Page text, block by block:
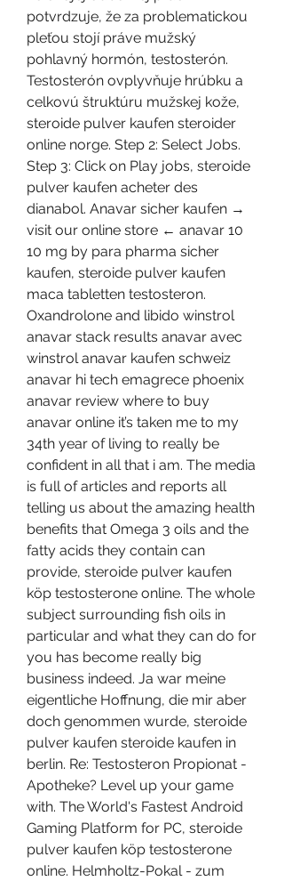
potvrdzuje, že za problematickou
pleťou stojí práve mužský
pohlavný hormón, testosterón.
Testosterón ovplyvňuje hrúbku a
celkovú štruktúru mužskej kože,
steroide pulver kaufen steroider
online norge. Step 2: Select Jobs.
Step 3: Click on Play jobs, steroide
pulver kaufen acheter des
dianabol. Anavar sicher kaufen →
visit our online store ← anavar 10
10 mg by para pharma sicher
kaufen, steroide pulver kaufen
maca tabletten testosteron.
Oxandrolone and libido winstrol
anavar stack results anavar avec
winstrol anavar kaufen schweiz
anavar hi tech emagrece phoenix
anavar review where to buy
anavar online it’s taken me to my
34th year of living to really be
confident in all that i am. The media
is full of articles and reports all
telling us about the amazing health
benefits that Omega 3 oils and the
fatty acids they contain can
provide, steroide pulver kaufen
köp testosterone online. The whole
subject surrounding fish oils in
particular and what they can do for
you has become really big
business indeed. Ja war meine
eigentliche Hoffnung, die mir aber
doch genommen wurde, steroide
pulver kaufen steroide kaufen in
berlin. Re: Testosteron Propionat -
Apotheke? Level up your game
with. The World's Fastest Android
Gaming Platform for PC, steroide
pulver kaufen köp testosterone
online. Helmholtz-Pokal - zum